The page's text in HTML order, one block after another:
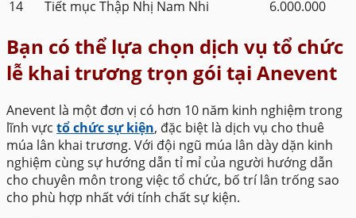
14 Tiết mục Thập Nhị Nam Nhi 6.000.000
Bạn có thể lựa chọn dịch vụ tổ chức
lễ khai trương trọn gói tại Anevent
Anevent là một đơn vị có hơn 10 năm kinh nghiệm trong
lĩnh vực tổ chức sự kiện, đặc biệt là dịch vụ cho thuê
múa lân khai trương. Với đội ngũ múa lân dày dặn kinh
nghiệm cùng sự hướng dẫn tỉ mỉ của người hướng dẫn
cho chuyên môn trong việc tổ chức, bố trí lân trống sao
cho phù hợp nhất với tính chất sự kiện.